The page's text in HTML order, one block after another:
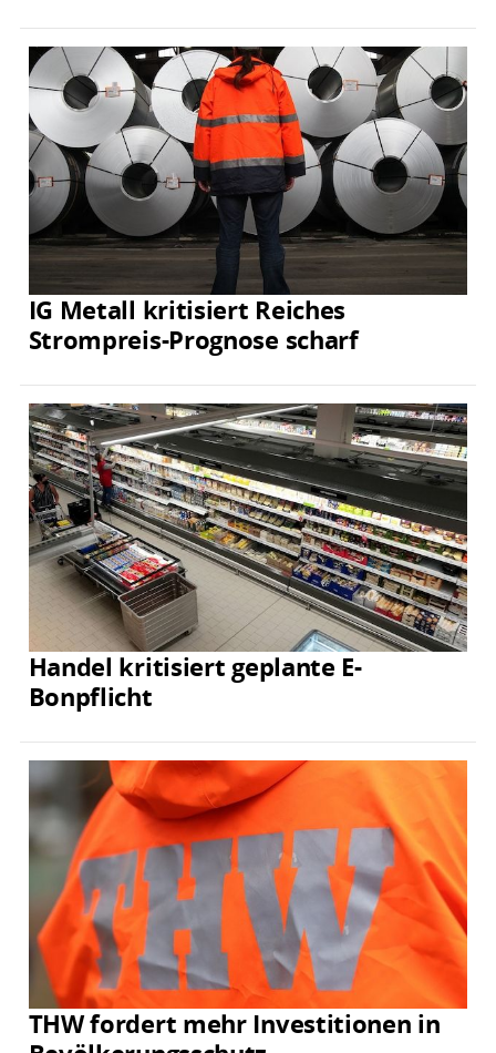
IG Metall kritisiert Reiches
Strompreis-Prognose scharf
Handel kritisiert geplante E-
Bonpflicht
THW fordert mehr Investitionen in